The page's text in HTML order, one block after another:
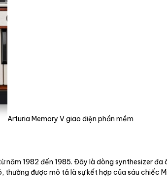
Arturia Memory V giao diện phần mềm
1982 đến 1985. Đây là dòng synthesizer đa
thường được mô tả là sự kết hợp của sáu chiếc